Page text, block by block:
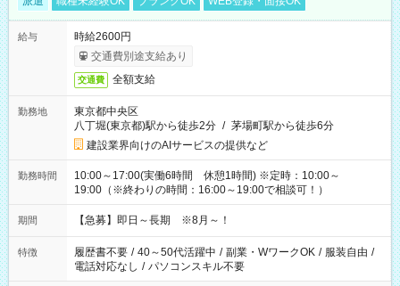
給与
時給2600円
交通費別途支給あり
交通費 全額支給
勤務地
東京都中央区
八丁堀(東京都)駅から徒歩2分 / 茅場町駅から徒歩6分
建設業界向けのAIサービスの提供など
勤務時間
10:00～17:00(実働6時間 休憩1時間) ※定時：10:00～
19:00（※終わりの時間：16:00～19:00で相談可！）
期間 【急募】即日～長期 ※8月～！
特徴 履歴書不要 / 40～50代活躍中 / 副業・WワークOK / 服装自由 /
電話対応なし / パソコンスキル不要